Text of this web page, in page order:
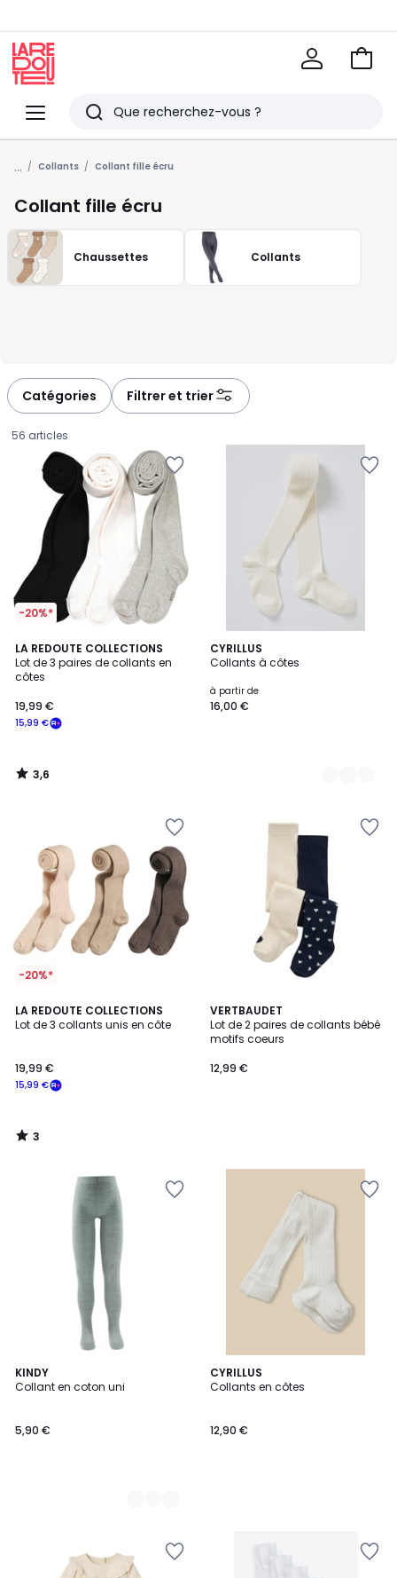
Menu
Redoute
Rechercher
Derniers
articles
vus
Voir
... Collants Collant fille écru
Collant fille écru
Chaussettes Collants
Catégories Filtrer et trier
56 articles
-20%*
LA REDOUTE COLLECTIONS
Lot de 3 paires de collants en
côtes
€
souscrivez
notre
programme
place
15,99
15,99 €
19,99 €
3,6
/ 5
3,6
/
CYRILLUS
Collants à côtes
à partir de
16,00 €
5
Couleurs
-20%*
LA REDOUTE COLLECTIONS
Lot de 3 collants unis en côte
15,99 €
19,99 €
3
/
3
/
VERTBAUDET
Lot de 2 paires de collants bébé
motifs coeurs
12,99 €
KINDY
Collant en coton uni
5,90 €
4
Couleurs
CYRILLUS
Collants en côtes
12,90 €